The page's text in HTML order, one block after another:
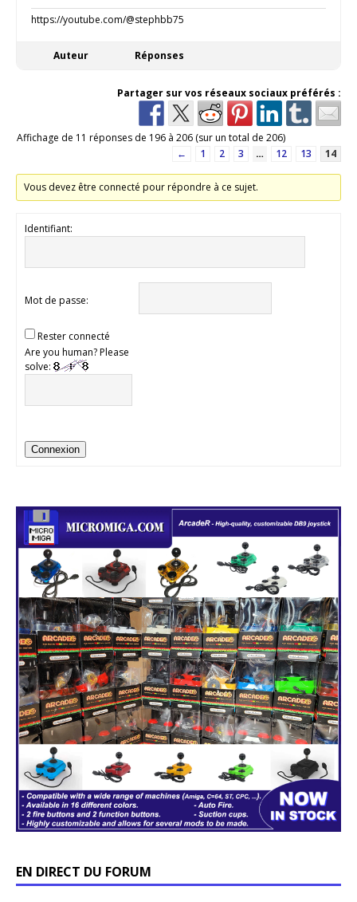
https://youtube.com/@stephbb75
Auteur Réponses
Partager sur vos réseaux sociaux préférés :
Affichage de 11 réponses de 196 à 206 (sur un total de 206)
←
1 2 3 … 12 13 14
Vous devez être connecté pour répondre à ce sujet.
Identifiant:
Mot de passe:
Rester connecté
Are you human? Please
solve:
Connexion
EN DIRECT DU FORUM